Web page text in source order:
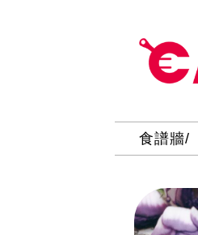
食譜牆